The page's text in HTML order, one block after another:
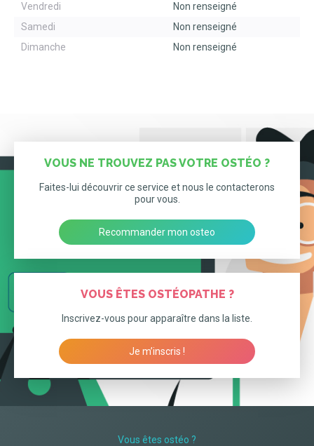
Vendredi
Non renseigné
Samedi
Non renseigné
Dimanche
Non renseigné
VOUS NE TROUVEZ PAS VOTRE OSTÉO ?
Faites-lui découvrir ce service et nous le contacterons
pour vous.
Recommander mon osteo
VOUS ÊTES OSTÉOPATHE ?
Inscrivez-vous pour apparaître dans la liste.
Je m’inscris !
Vous êtes ostéo ?